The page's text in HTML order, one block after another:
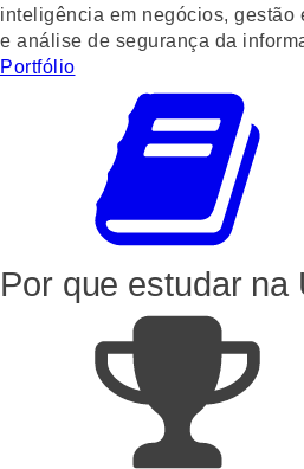
inteligência em negócios, gestão
e análise de segurança da
Portfólio
Por que estudarna